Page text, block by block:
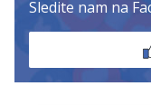
Sledite nam na